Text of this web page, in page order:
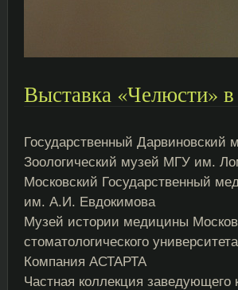
Выставка «Челюсти»
Государственный Дарвиновский
Зоологический музей МГУ им.
Московский Государственный
им. А.И. Евдокимова
Музей истории медицины
стоматологического
Компания АСТАРТА
Частная коллекция